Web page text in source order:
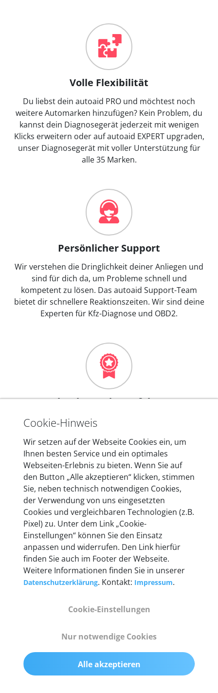
Volle Flexibilität
Du liebst dein autoaid PRO und möchtest noch
weitere Automarken hinzufügen? Kein Problem, du
kannst dein Diagnosegerät jederzeit mit wenigen
Klicks erweitern oder auf autoaid EXPERT upgraden,
unser Diagnosegerät mit voller Unterstützung für
alle 35 Marken.
Persönlicher Support
Wir verstehen die Dringlichkeit deiner Anliegen und
sind für dich da, um Probleme schnell und
kompetent zu lösen. Das autoaid Support-Team
bietet dir schnellere Reaktionszeiten. Wir sind deine
Experten für Kfz-Diagnose und OBD2.
Mehr als 10 Jahre Erfahrung
In den Kfz-Diagnosegeräten von autoaid stecken
entwickeln wir unsere Produkte am Standort in
Berlin laufend weiter. Auf diese Qualität vertrauen
heute mehr als 60.000 Privatkunden und
Unternehmen.
Technische Details &
Lieferumfang
55 mm x 25 mm x 12 mm
200 g
Cookie-Hinweis
Wir setzen auf der Webseite Cookies ein, um
Ihnen besten Service und ein optimales
Webseiten-Erlebnis zu bieten. Wenn Sie auf
den Button „Alle akzeptieren“ klicken, stimmen
Sie, neben technisch notwendigen Cookies,
der Verwendung von uns eingesetzten
Cookies und vergleichbaren Technologien (z.B.
Pixel) zu. Unter dem Link „Cookie-
Einstellungen“ können Sie den Einsatz
anpassen und widerrufen. Den Link hierfür
finden Sie auch im Footer der Webseite.
Weitere Informationen finden Sie in unserer
Datenschutzerklärung. Kontakt: Impressum.
Cookie-Einstellungen
Nur notwendige Cookies
Alle akzeptieren